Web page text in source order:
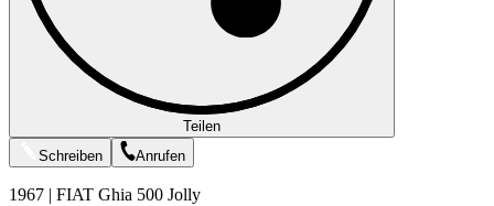
Teilen
Schreiben
Anrufen
1967 | FIAT Ghia 500 Jolly